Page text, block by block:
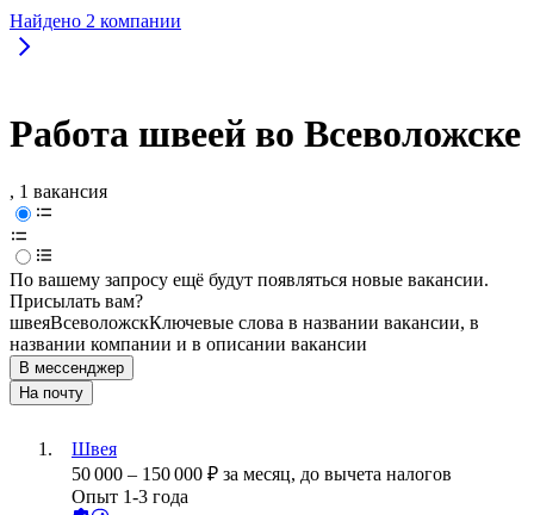
Найдено 2 компании
Работа швеей во Всеволожске
, 1 вакансия
По вашему запросу ещё будут появляться новые вакансии.
Присылать вам?
швеяВсеволожскКлючевые слова в названии вакансии, в
названии компании и в описании вакансии
В мессенджер
На почту
Швея
50 000 – 150 000 ₽ за месяц, до вычета налогов
Опыт 1-3 года